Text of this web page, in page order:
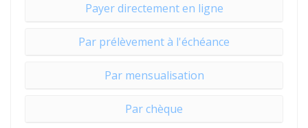
Payer directement en ligne
Par prélèvement à l'échéance
Par mensualisation
Par chèque